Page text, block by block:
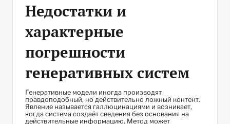
Недостатки и
характерные
погрешности
генеративных систем
Генеративные модели иногда производят
правдоподобный, но действительно ложный контент.
Явление называется галлюцинациями и возникает,
когда система создаёт сведения без основания на
действительные информацию. Метод может